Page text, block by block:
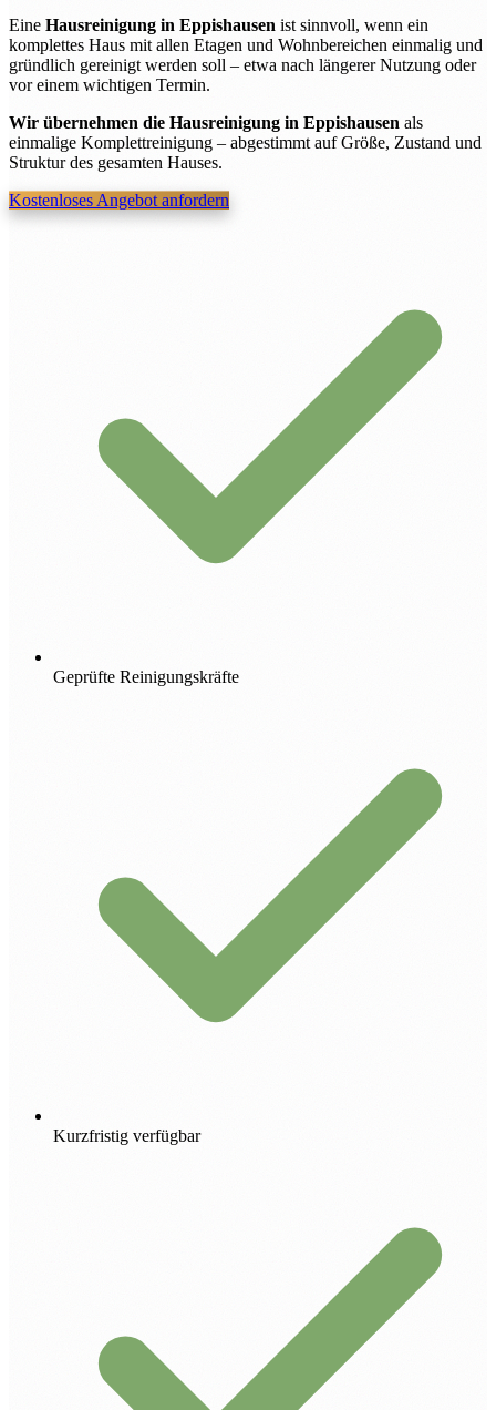
Eine Hausreinigung in Eppishausen ist sinnvoll, wenn ein
komplettes Haus mit allen Etagen und Wohnbereichen einmalig und
gründlich gereinigt werden soll – etwa nach längerer Nutzung oder
vor einem wichtigen Termin.
Wir übernehmen die Hausreinigung in Eppishausen als
einmalige Komplettreinigung – abgestimmt auf Größe, Zustand und
Struktur des gesamten Hauses.
Kostenloses Angebot anfordern
Geprüfte Reinigungskräfte
Kurzfristig verfügbar